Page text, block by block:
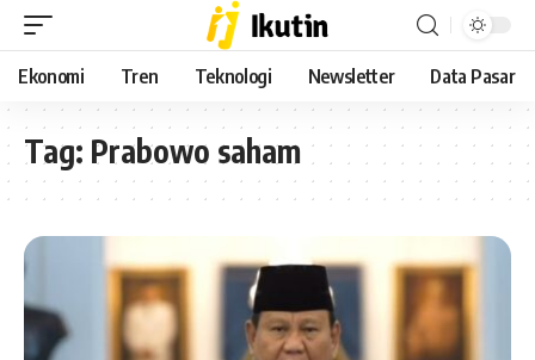
Ekonomi Tren Teknologi Newsletter Data Pasar
Tag: Prabowo saham